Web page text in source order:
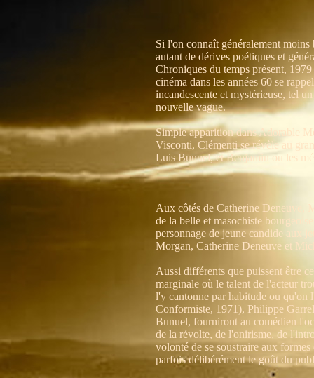
Si l'on connaît généralement
autant de dérives poétiques et
Chroniques du temps présent,
cinéma dans les années 60 se
incandescente et mystérieuse, tel
nouvelle vague.
Simple apparition dans Adorable
Visconti, Clémenti se révèle au
Luis Bunuel, et Benjamin ou les
Aux côtés de Catherine Deneuve,
de la belle et masochiste
personnage de jeune candide aux
Morgan, Catherine Deneuve et
Aussi différents que puissent être
marginale où le talent de l'acteur
l'y cantonne par habitude ou qu'on
Conformiste, 1971), Philippe
Bunuel, fourniront au comédien
de la révolte, de l'onirisme, de
volonté de se soustraire aux
parfois délibérément le goût du